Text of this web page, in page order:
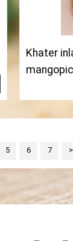
Khater
5 6 7 >